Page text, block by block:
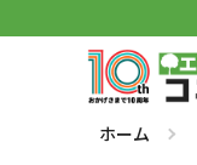
ホーム